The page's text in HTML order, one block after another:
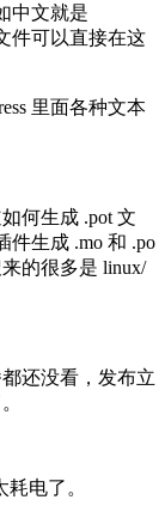
中文就是
件可以直接在这
里面各种文本
何生成 .pot 文
件生成 .mo 和 .po
的很多是 linux/
还没看，发布立
电了。